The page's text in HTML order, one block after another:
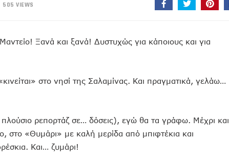
505 VIEWS
Ξανά και ξανά! Δυστυχώς για κάποιους και για
στο νησί της Σαλαμίνας. Και πραγματικά, γελάω…
ρεπορτάζ σε… δόσεις), εγώ θα τα γράφω. Μέχρι και
στο «Θυμάρι» με καλή μερίδα από μπιφτέκια και
Και… ζυμάρι!